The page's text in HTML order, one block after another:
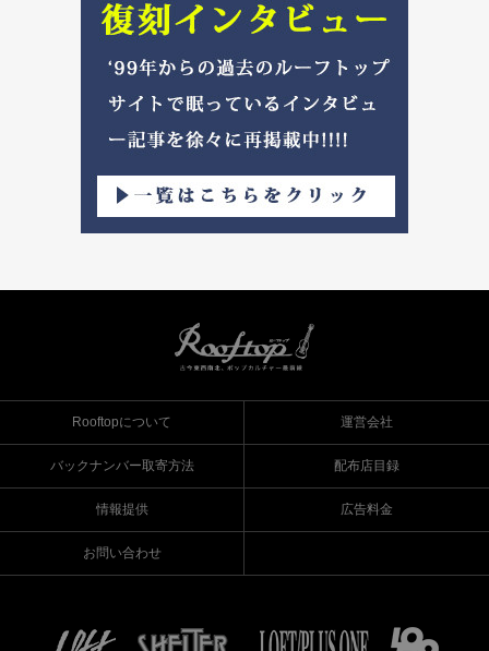
Rooftopについて 運営会社
バックナンバー取寄方法 配布店目録
情報提供 広告料金
お問い合わせ